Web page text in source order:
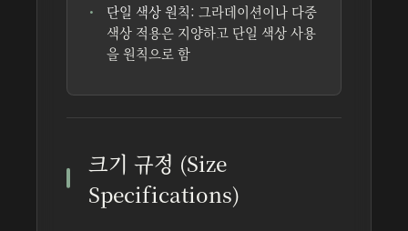
단일 색상 원칙: 그라데이션이나 다중
색상 적용은 지양하고 단일 색상 사용
을 원칙으로 함
크기 규정 (Size
Specifications)